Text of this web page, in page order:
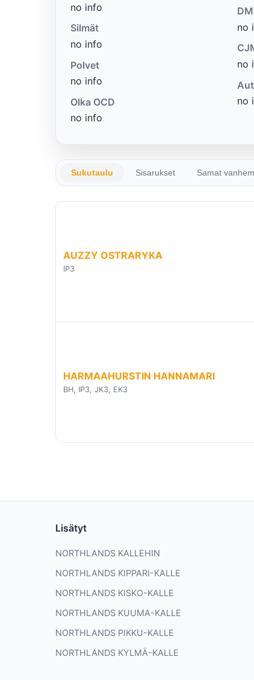
no info
Silmät
no info
Polvet
no info
Olka OCD
no info
DM
no
no
no
Sukutaulu Sisarukset Samat
AUZZY OSTRARYKA
IP3
HARMAAHURSTIN HANNAMARI
BH, IP3, JK3, EK3
Lisätyt
NORTHLANDS KALLEHIN
NORTHLANDS KIPPARI-KALLE
NORTHLANDS KISKO-KALLE
NORTHLANDS KUUMA-KALLE
NORTHLANDS PIKKU-KALLE
NORTHLANDS KYLMÄ-KALLE